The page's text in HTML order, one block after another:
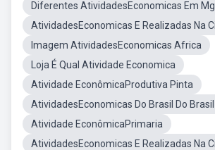
Diferentes AtividadesEconomicas Em Mg
AtividadesEconomicas E Realizadas Na
Imagem AtividadesEconomicas Africa
Loja É Qual Atividade Economica
Atividade EconômicaProdutiva Pinta
AtividadesEconomicas Do Brasil Do
Atividade EconômicaPrimaria
AtividadesEconomicas E Realizadas Na